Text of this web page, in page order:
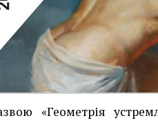
«Геометрія